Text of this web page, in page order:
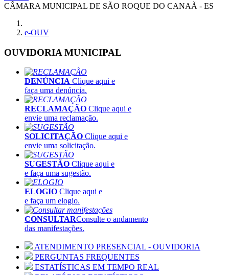
CÂMARA MUNICIPAL DE SÃO ROQUE DO CANAÃ - ES
e-OUV
OUVIDORIA MUNICIPAL
DENÚNCIA Clique aqui e
faça uma denúncia.
RECLAMAÇÃO Clique aqui e
envie uma reclamação.
SOLICITAÇÃO Clique aqui e
envie uma solicitação.
SUGESTÃO Clique aqui e
e faça uma sugestão.
ELOGIO Clique aqui e
e faça um elogio.
CONSULTARConsulte o andamento
das manifestações.
ATENDIMENTO PRESENCIAL - OUVIDORIA
PERGUNTAS FREQUENTES
ESTATÍSTICAS EM TEMPO REAL